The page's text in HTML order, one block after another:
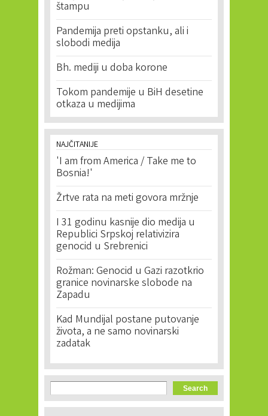
štampu
Pandemija preti opstanku, ali i
slobodi medija
Bh. mediji u doba korone
Tokom pandemije u BiH desetine
otkaza u medijima
NAJČITANIJE
'I am from America / Take me to
Bosnia!'
Žrtve rata na meti govora mržnje
I 31 godinu kasnije dio medija u
Republici Srpskoj relativizira
genocid u Srebrenici
Rožman: Genocid u Gazi razotkrio
granice novinarske slobode na
Zapadu
Kad Mundijal postane putovanje
života, a ne samo novinarski
zadatak
Search form
Search